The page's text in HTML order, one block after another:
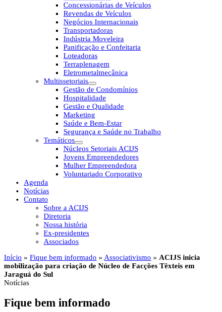
Concessionárias de Veículos
Revendas de Veículos
Negócios Internacionais
Transportadoras
Indústria Moveleira
Panificação e Confeitaria
Loteadoras
Terraplenagem
Eletrometalmecânica
Multissetoriais
Gestão de Condomínios
Hospitalidade
Gestão e Qualidade
Marketing
Saúde e Bem-Estar
Segurança e Saúde no Trabalho
Temáticos
Núcleos Setoriais ACIJS
Jovens Empreendedores
Mulher Empreendedora
Voluntariado Corporativo
Agenda
Notícias
Contato
Sobre a ACIJS
Diretoria
Nossa história
Ex-presidentes
Associados
Início » Fique bem informado » Associativismo » ACIJS inicia
mobilização para criação de Núcleo de Facções Têxteis em
Jaraguá do Sul
Notícias
Fique bem informado